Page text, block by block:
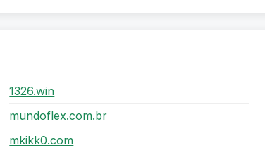
1326.win
mundoflex.com.br
mkikk0.com